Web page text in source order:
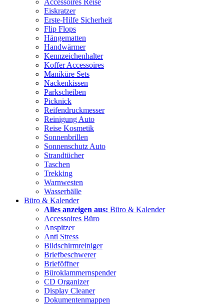
Accessoires Reise
Eiskratzer
Erste-Hilfe Sicherheit
Flip Flops
Hängematten
Handwärmer
Kennzeichenhalter
Koffer Accessoires
Maniküre Sets
Nackenkissen
Parkscheiben
Picknick
Reifendruckmesser
Reinigung Auto
Reise Kosmetik
Sonnenbrillen
Sonnenschutz Auto
Strandtücher
Taschen
Trekking
Warnwesten
Wasserbälle
Büro & Kalender
Alles anzeigen aus: Büro & Kalender
Accessoires Büro
Anspitzer
Anti Stress
Bildschirmreiniger
Briefbeschwerer
Brieföffner
Büroklammernspender
CD Organizer
Display Cleaner
Dokumentenmappen